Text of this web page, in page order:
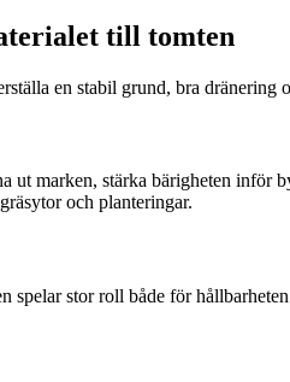
till tomten
en stabil grund, bra
marken, stärka bärigheten
och planteringar.
stor roll både för